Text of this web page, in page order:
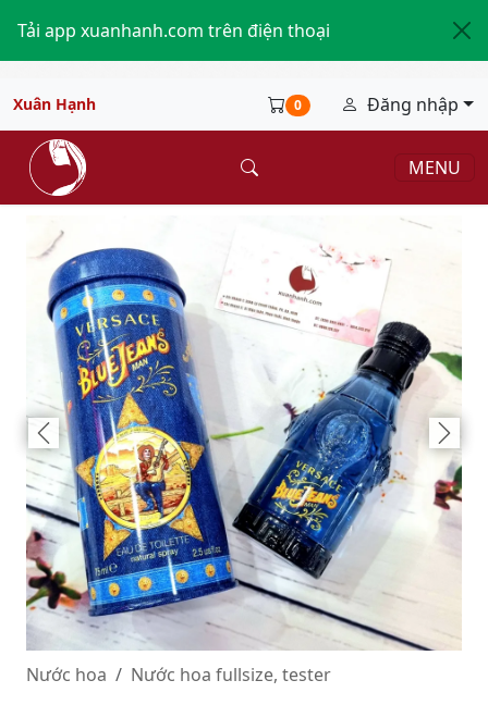
Tải app xuanhanh.com trên điện thoại
Xuân Hạnh 0 Đăng nhập
MENU
Nước hoa Nước hoa fullsize, tester